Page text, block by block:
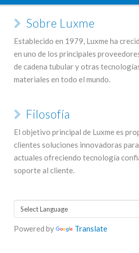
Sobre Luxme
Establecido en 1979, Luxme ha
en uno de los principales
de cadena tubular y otras
materiales en todo el mundo.
Filosofía
El objetivo principal de Luxme es
clientes soluciones innovadoras
actuales ofreciendo tecnología
soporte al cliente.
Powered by Translate